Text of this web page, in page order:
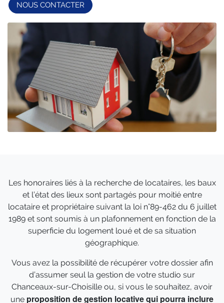
NOUS CONTACTER
Les honoraires liés à la recherche de locataires, les baux
et l’état des lieux sont partagés pour moitié entre
locataire et propriétaire suivant la loi n°89-462 du 6 juillet
1989 et sont soumis à un plafonnement en fonction de la
superficie du logement loué et de sa situation
géographique.
Vous avez la possibilité de récupérer votre dossier afin
d’assumer seul la gestion de votre studio sur
Chanceaux-sur-Choisille ou, si vous le souhaitez, avoir
une proposition de gestion locative qui pourra inclure